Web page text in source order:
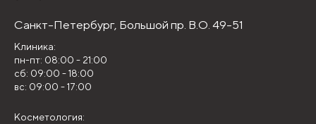
Санкт-Петербург, Большой пр. В.О. 49-51
Клиника:
пн-пт: 08:00 - 21:00
сб: 09:00 - 18:00
вс: 09:00 - 17:00
Косметология: